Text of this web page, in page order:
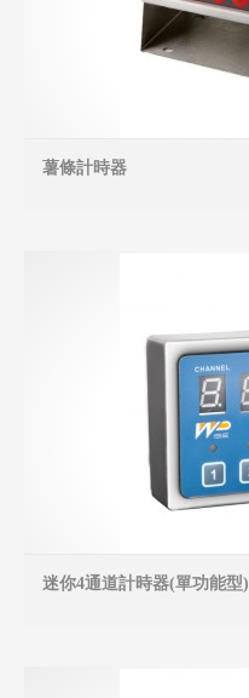
薯條計時器
迷你4通道計時器(單功能型)